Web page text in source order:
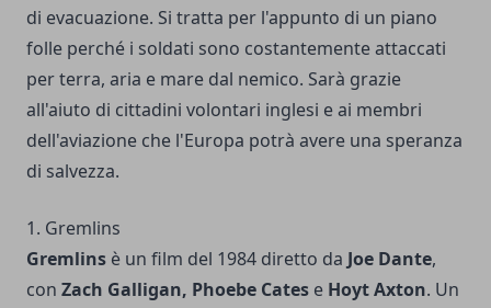
di evacuazione. Si tratta per l'appunto di un piano
folle perché i soldati sono costantemente attaccati
per terra, aria e mare dal nemico. Sarà grazie
all'aiuto di cittadini volontari inglesi e ai membri
dell'aviazione che l'Europa potrà avere una speranza
di salvezza.
1. Gremlins
Gremlins è un film del 1984 diretto da Joe Dante,
con Zach Galligan, Phoebe Cates e Hoyt Axton. Un